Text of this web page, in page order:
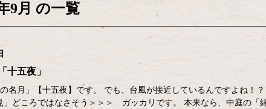
9月 の一覧
十五夜」
名月」【十五夜】です。 でも、台風が接近しているんですよね！
」どころではなさそう＞＞＞ ガッカリです。 本来なら、中庭の